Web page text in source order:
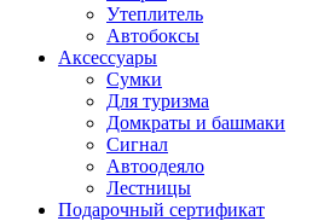
Утеплитель
Автобоксы
Аксессуары
Сумки
Для туризма
Домкраты и башмаки
Сигнал
Автоодеяло
Лестницы
Подарочный сертификат